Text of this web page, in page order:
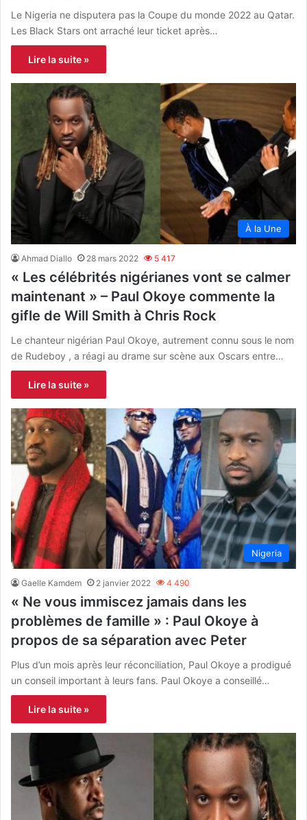
Le Nigeria ne disputera pas la Coupe du monde 2022 au Qatar.
Les Black Stars ont arraché leur ticket après…
Lire la suite »
À la Une
Ahmad Diallo 28 mars 2022 5 417
« Les célébrités nigérianes vont se calmer
maintenant » – Paul Okoye commente la
gifle de Will Smith à Chris Rock
Le chanteur nigérian Paul Okoye, autrement connu sous le nom
de Rudeboy , a réagi au drame sur scène aux Oscars entre…
Lire la suite »
Nigeria
Gaelle Kamdem 2 janvier 2022 4 490
« Ne vous immiscez jamais dans les
problèmes de famille » : Paul Okoye à
propos de sa séparation avec Peter
Plus d’un mois après leur réconciliation, Paul Okoye a prodigué
un conseil important à leurs fans. Paul Okoye a conseillé…
Lire la suite »